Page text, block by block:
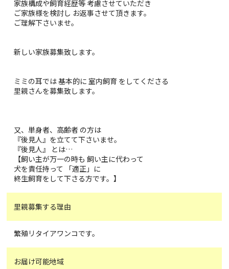
家族構成や飼育経歴等 考慮させていただき
ご家族様を検討し お返事させて頂きます。
ご理解下さいませ。
新しい家族募集致します。
ミミの耳では 基本的に 室内飼育 をしてくださる
里親さんを募集致します。
又、単身者、高齢者 の方は
『後見人』を立てて下さいませ。
『後見人』 とは…
【飼い主が万一の時も 飼い主に代わって
犬を責任持って 「適正」に
終生飼育をして下さる方です。】
里親募集する理由
繁殖リタイアワンコです。
お届け可能地域